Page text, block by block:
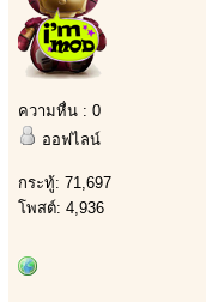
ความหื่น : 0
ออฟไลน์
กระทู้: 71,697
โพสต์: 4,936